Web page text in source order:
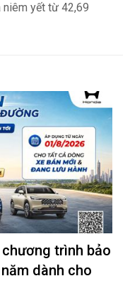
yết từ 42,69
trình bảo
dành cho